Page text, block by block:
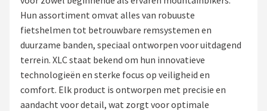
Stadsfietsen
Elektrische fietsen
Mountainbikes
Shop
Hun assortiment omvat alles van robuuste
fietshelmen tot betrouwbare remsystemen en
duurzame banden, speciaal ontworpen voor uitdagend
terrein. XLC staat bekend om hun innovatieve
technologieën en sterke focus op veiligheid en
comfort. Elk product is ontworpen met precisie en
aandacht voor detail, wat zorgt voor optimale